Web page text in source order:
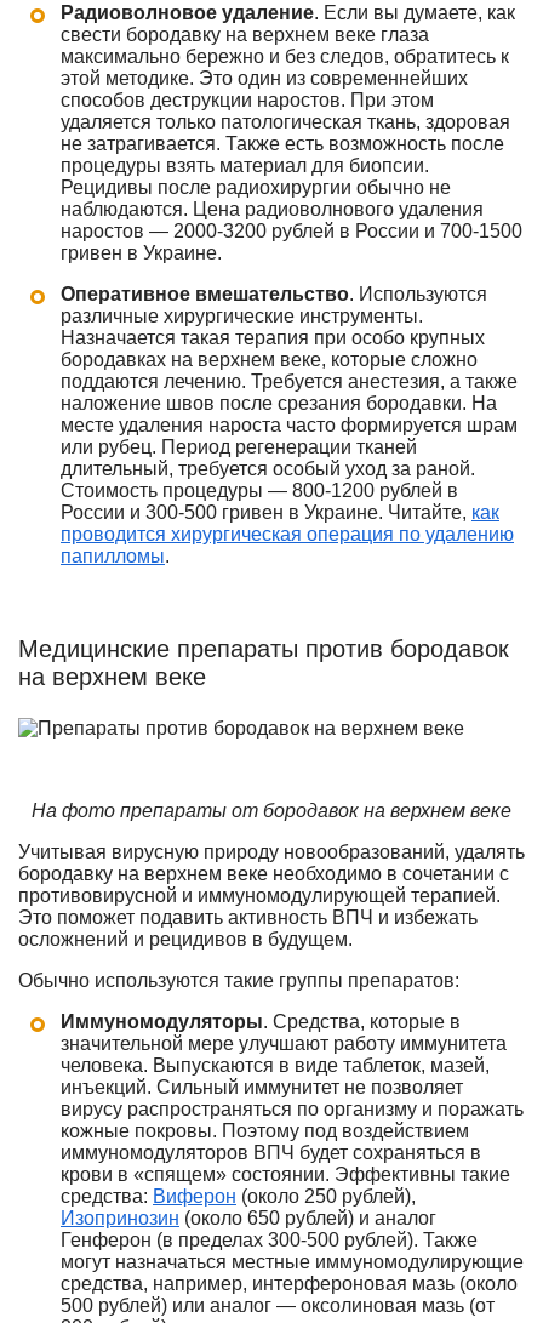
Радиоволновое удаление. Если вы думаете, как
свести бородавку на верхнем веке глаза
максимально бережно и без следов, обратитесь к
этой методике. Это один из современнейших
способов деструкции наростов. При этом
удаляется только патологическая ткань, здоровая
не затрагивается. Также есть возможность после
процедуры взять материал для биопсии.
Рецидивы после радиохирургии обычно не
наблюдаются. Цена радиоволнового удаления
наростов — 2000-3200 рублей в России и 700-1500
гривен в Украине.
Оперативное вмешательство. Используются
различные хирургические инструменты.
Назначается такая терапия при особо крупных
бородавках на верхнем веке, которые сложно
поддаются лечению. Требуется анестезия, а также
наложение швов после срезания бородавки. На
месте удаления нароста часто формируется шрам
или рубец. Период регенерации тканей
длительный, требуется особый уход за раной.
Стоимость процедуры — 800-1200 рублей в
России и 300-500 гривен в Украине. Читайте, как
проводится хирургическая операция по удалению
папилломы.
Медицинские препараты против бородавок
на верхнем веке
На фото препараты от бородавок на верхнем веке
Учитывая вирусную природу новообразований, удалять
бородавку на верхнем веке необходимо в сочетании с
противовирусной и иммуномодулирующей терапией.
Это поможет подавить активность ВПЧ и избежать
осложнений и рецидивов в будущем.
Обычно используются такие группы препаратов:
Иммуномодуляторы. Средства, которые в
значительной мере улучшают работу иммунитета
человека. Выпускаются в виде таблеток, мазей,
инъекций. Сильный иммунитет не позволяет
вирусу распространяться по организму и поражать
кожные покровы. Поэтому под воздействием
иммуномодуляторов ВПЧ будет сохраняться в
крови в «спящем» состоянии. Эффективны такие
средства: Виферон (около 250 рублей),
Изопринозин (около 650 рублей) и аналог
Генферон (в пределах 300-500 рублей). Также
могут назначаться местные иммуномодулирующие
средства, например, интерфероновая мазь (около
500 рублей) или аналог — оксолиновая мазь (от